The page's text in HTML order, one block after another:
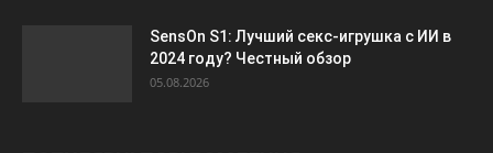
SensOn S1: Лучший секс-игрушка с ИИ в
2024 году? Честный обзор
05.08.2026